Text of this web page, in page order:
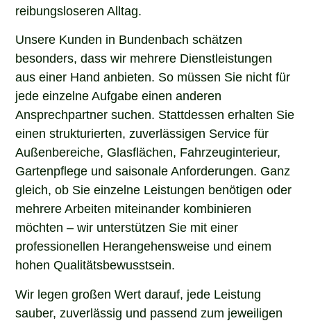
reibungsloseren Alltag.
Unsere Kunden in Bundenbach schätzen
besonders, dass wir mehrere Dienstleistungen
aus einer Hand anbieten. So müssen Sie nicht für
jede einzelne Aufgabe einen anderen
Ansprechpartner suchen. Stattdessen erhalten Sie
einen strukturierten, zuverlässigen Service für
Außenbereiche, Glasflächen, Fahrzeuginterieur,
Gartenpflege und saisonale Anforderungen. Ganz
gleich, ob Sie einzelne Leistungen benötigen oder
mehrere Arbeiten miteinander kombinieren
möchten – wir unterstützen Sie mit einer
professionellen Herangehensweise und einem
hohen Qualitätsbewusstsein.
Wir legen großen Wert darauf, jede Leistung
sauber, zuverlässig und passend zum jeweiligen